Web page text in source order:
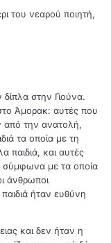
του νεαρού ποιητή,
στην Γιούνα.
Άμορακ: αυτές που
από την ανατολή,
τα οποία με τη
παιδιά, και αυτές
σύμφωνα με τα οποία
άνθρωποι
ήταν ευθύνη
και δεν ήταν η